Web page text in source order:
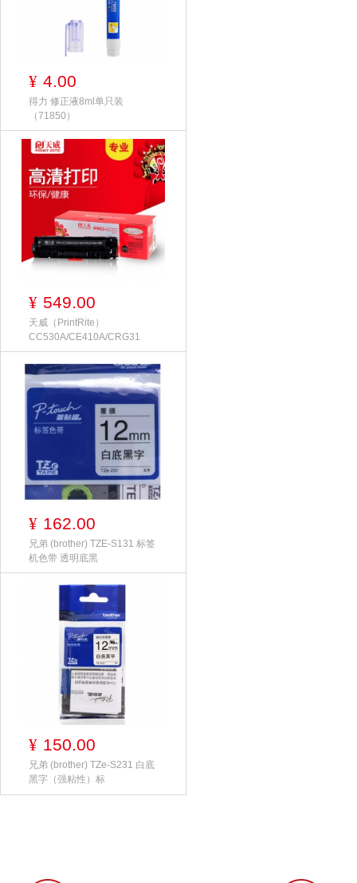
¥ 4.00
得力 修正液8ml单只装
（71850）
¥ 549.00
天威（PrintRite）
CC530A/CE410A/CRG31
¥ 162.00
兄弟 (brother) TZE-S131 标签
机色带 透明底黑
¥ 150.00
兄弟 (brother) TZe-S231 白底
黑字（强粘性）标